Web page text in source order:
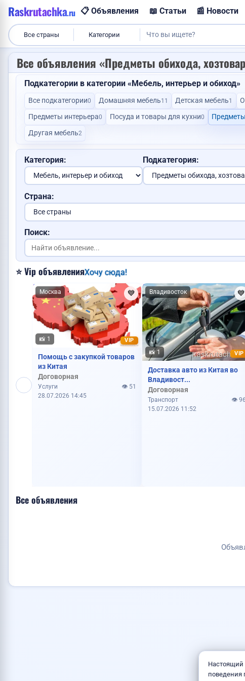
Требуется логист
Raskrutachka.ru 📋 Объявления 📖 Статьи 📰 Новости
Все страны Категории
Все объявления «Предметы обихода,
Подкатегории в категории «Мебель, интерьер и обиход»
Все подкатегории0 Домашняя мебель11 Детская мебель1
Предметы интерьера0 Посуда и товары для кухни0
Другая мебель2
Категория: Подкатегория:
Страна:
Поиск:
⭐ Vip объявленияХочу сюда!
VIP
Москва
📸 1
💙
Помощь с закупкой товаров
из Китая
Договорная
Услуги
👁️ 51
28.07.2026 14:45
VIP
Владивосток
📸 1
💙
Доставка авто из Китая во
Владивост...
Договорная
Транспорт
👁️ 96
15.07.2026 11:52
Все объявления
Настоящий
поведения